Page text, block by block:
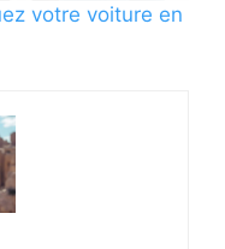
votre voiture en